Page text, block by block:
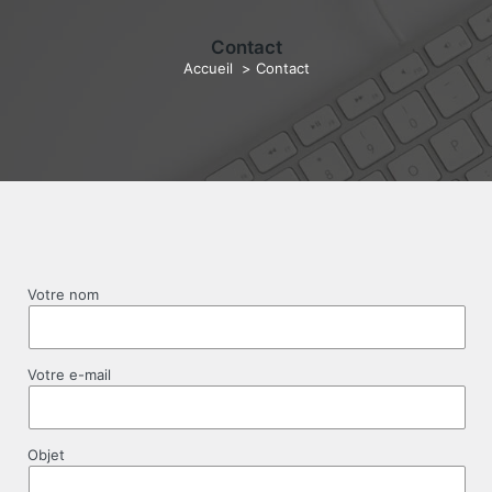
Contact
Accueil > Contact
Votre nom
Votre e-mail
Objet